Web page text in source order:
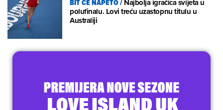
BIT ĆE NAPETO/Najbolja igračica svijeta u
polufinalu. Lovi treću uzastopnu titulu u
Australiji